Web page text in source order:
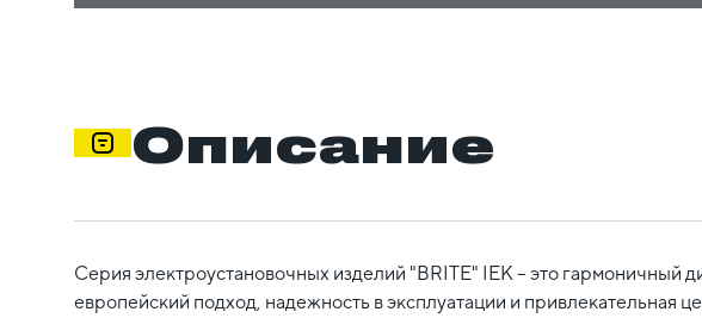
Описание
Серия электроустановочных изделий "BRITE" IEK – это гармоничный
европейский подход, надежность в эксплуатации и привлекательная